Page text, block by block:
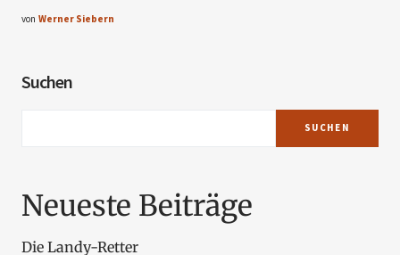
von Werner Siebern
Suchen
SUCHEN
Neueste Beiträge
Die Landy-Retter